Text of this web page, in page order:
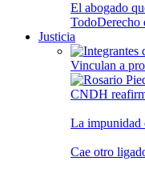
El abogado
TodoDerecho
Justicia
Vinculan a
CNDH
La impunidad
Cae otro